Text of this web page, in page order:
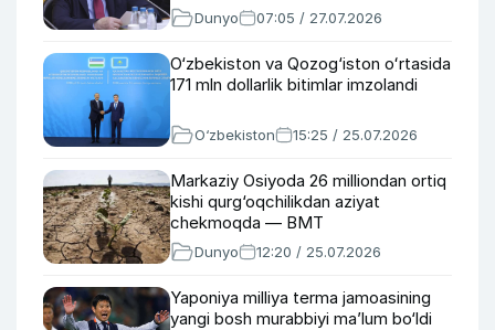
Dunyo 07:05 / 27.07.2026
O‘zbekiston va Qozog‘iston oʻrtasida
171 mln dollarlik bitimlar imzolandi
O‘zbekiston 15:25 / 25.07.2026
Markaziy Osiyoda 26 milliondan ortiq
kishi qurg‘oqchilikdan aziyat
chekmoqda — BMT
Dunyo 12:20 / 25.07.2026
Yaponiya milliya terma jamoasining
yangi bosh murabbiyi ma’lum bo‘ldi